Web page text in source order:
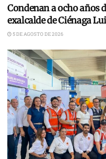
Condenan a ocho
exalcalde de Ciénaga
5 DE AGOSTO DE 2026